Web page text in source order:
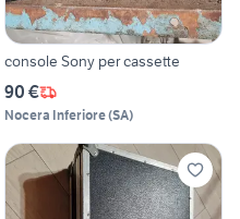
console Sony per cassette
90 €
Nocera Inferiore(SA)